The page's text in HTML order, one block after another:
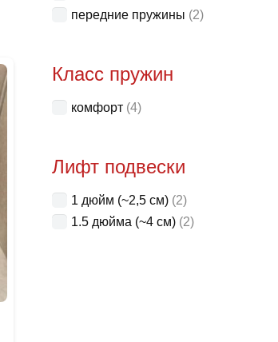
передние пружины (2)
Класс пружин
комфорт (4)
Лифт подвески
1 дюйм (~2,5 см) (2)
1.5 дюйма (~4 см) (2)